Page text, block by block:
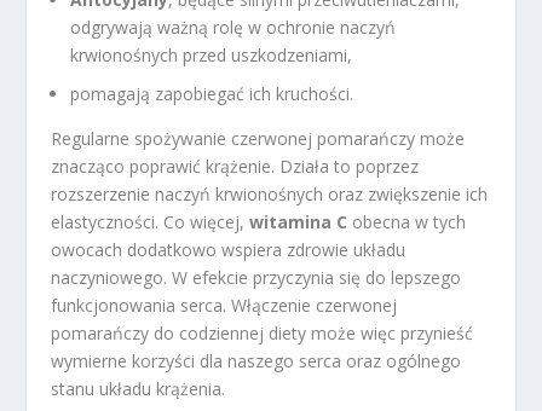
odgrywają ważną rolę w ochronie naczyń
krwionośnych przed uszkodzeniami,
pomagają zapobiegać ich kruchości.
Regularne spożywanie czerwonej pomarańczy może
znacząco poprawić krążenie. Działa to poprzez
rozszerzenie naczyń krwionośnych oraz zwiększenie ich
elastyczności. Co więcej,witamina C obecna w tych
owocach dodatkowo wspiera zdrowie układu
naczyniowego. W efekcie przyczynia się do lepszego
funkcjonowania serca. Włączenie czerwonej
pomarańczy do codziennej diety może więc przynieść
wymierne korzyści dla naszego serca oraz ogólnego
stanu układu krążenia.